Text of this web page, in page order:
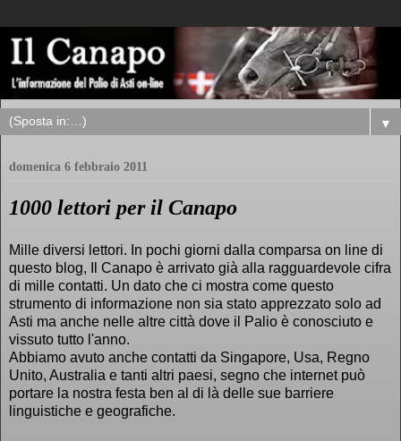
▼
domenica 6 febbraio 2011
1000 lettori per il Canapo
Mille diversi lettori. In pochi giorni dalla comparsa on line di
questo blog, Il Canapo è arrivato già alla ragguardevole cifra
di mille contatti. Un dato che ci mostra come questo
strumento di informazione non sia stato apprezzato solo ad
Asti ma anche nelle altre città dove il Palio è conosciuto e
vissuto tutto l'anno.
Abbiamo avuto anche contatti da Singapore, Usa, Regno
Unito, Australia e tanti altri paesi, segno che internet può
portare la nostra festa ben al di là delle sue barriere
linguistiche e geografiche.